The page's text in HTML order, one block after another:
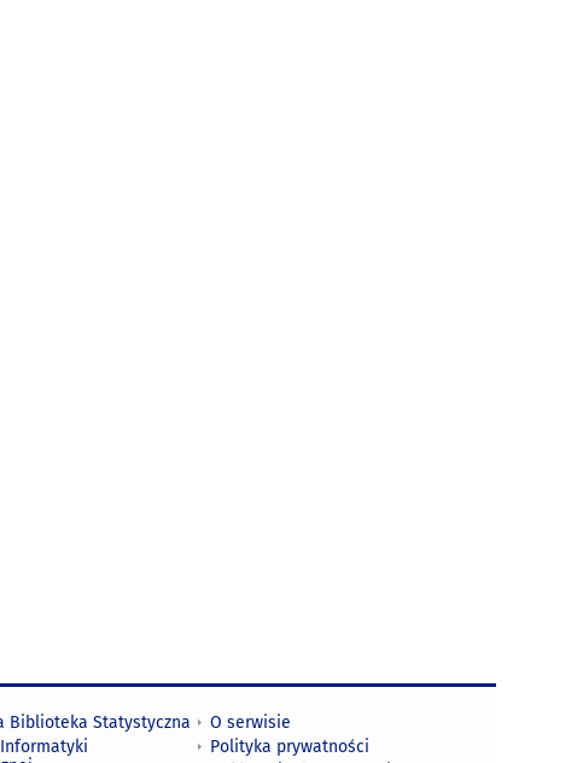
Biblioteka Statystyczna
O serwisie
Polityka prywatności